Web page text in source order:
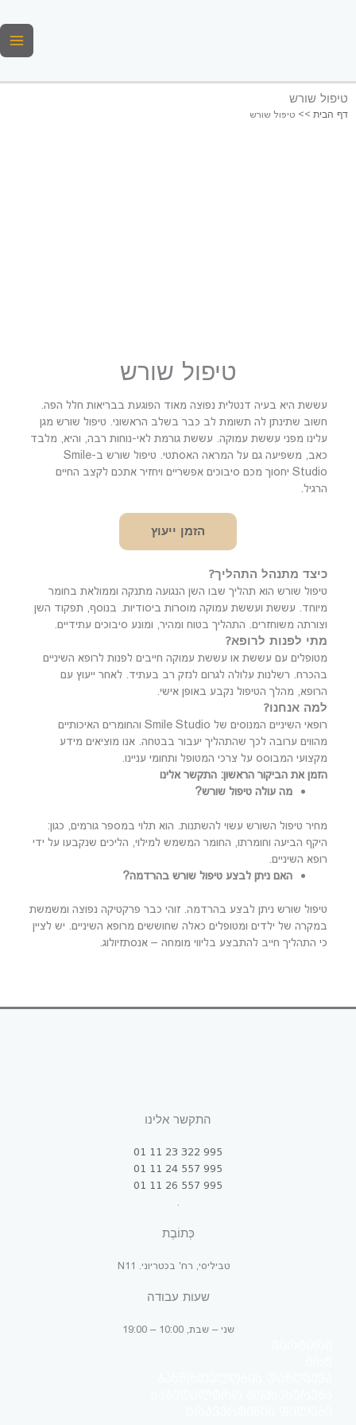
טיפול שורש
דף הבית >> טיפול שורש
טיפול שורש
עששת היא בעיה דנטלית נפוצה מאוד הפוגעת בבריאות חלל הפה.
חשוב שתינתן לה תשומת לב כבר בשלב הראשוני. טיפול שורש מגן
עלינו מפני עששת עמוקה. עששת גורמת לאי-נוחות רבה, והיא, מלבד
כאב, משפיעה גם על המראה האסתטי. טיפול שורש ב-Smile
Studio יחסוך מכם סיבוכים אפשריים ויחזיר אתכם לקצב החיים
הרגיל.
הזמן ייעוץ
כיצד מתנהל התהליך?
טיפול שורש הוא תהליך שבו השן הנגועה מתנקה וממולאת בחומר
מיוחד. עששת ועששת עמוקה מוסרות ביסודיות. בנוסף, תפקוד השן
וצורתה משוחזרים. התהליך בטוח ומהיר, ומונע סיבוכים עתידיים.
מתי לפנות לרופא?
מטופלים עם עששת או עששת עמוקה חייבים לפנות לרופא השיניים
בהכרח. רשלנות עלולה לגרום לנזק רב בעתיד. לאחר ייעוץ עם
הרופא, מהלך הטיפול נקבע באופן אישי.
למה אנחנו?
רופאי השיניים המנוסים של Smile Studio והחומרים האיכותיים
מהווים ערובה לכך שהתהליך יעבור בבטחה. אנו מוציאים מידע
מקצועי המבוסס על צרכי המטופל ותחומי עניינו.
הזמן את הביקור הראשון: התקשר אלינו
מה עולה טיפול שורש?
מחיר טיפול השורש עשוי להשתנות. הוא תלוי במספר גורמים, כגון:
היקף הביעה וחומרתו, החומר המשמש למילוי, הליכים שנקבעו על ידי
רופא השיניים.
האם ניתן לבצע טיפול שורש בהרדמה?
טיפול שורש ניתן לבצע בהרדמה. זוהי כבר פרקטיקה נפוצה ומשמשת
במקרה של ילדים ומטופלים כאלה שחוששים מרופא השיניים. יש לציין
כי התהליך חייב להתבצע בליווי מומחה – אנסתזיולוג.
התקשר אלינו
995 322 23 11 01
995 557 24 11 01
995 557 26 11 01
.
כְּתוֹבֶת
טביליסי, רח' בכטריוני. N11
שעות עבודה
שני – שבת, 10:00 – 19:00